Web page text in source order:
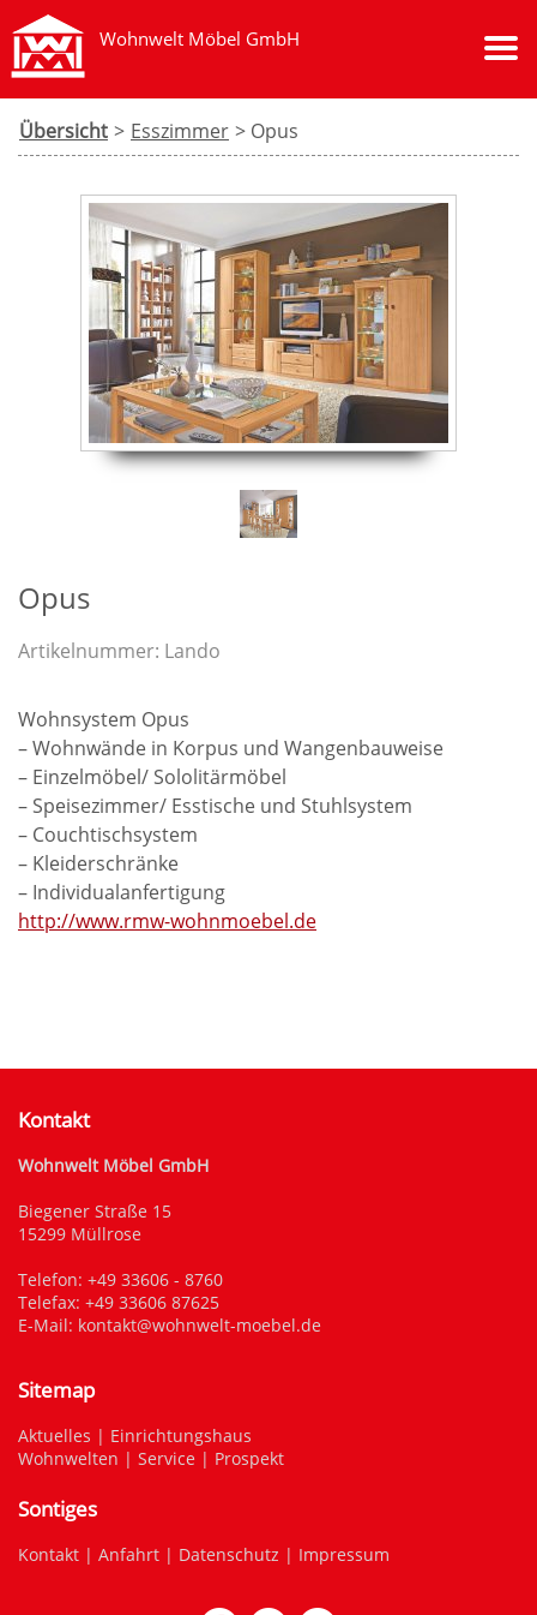
Wohnwelt Möbel GmbH
Übersicht > Esszimmer > Opus
Opus
Artikelnummer: Lando
Wohnsystem Opus
– Wohnwände in Korpus und Wangenbauweise
– Einzelmöbel/ Sololitärmöbel
– Speisezimmer/ Esstische und Stuhlsystem
– Couchtischsystem
– Kleiderschränke
– Individualanfertigung
http://www.rmw-wohnmoebel.de
Kontakt
Wohnwelt Möbel GmbH
Biegener Straße 15
15299 Müllrose
Telefon: +49 33606 - 8760
Telefax: +49 33606 87625
E-Mail: kontakt@wohnwelt-moebel.de
Sitemap
Aktuelles | Einrichtungshaus
Wohnwelten | Service | Prospekt
Sontiges
Kontakt | Anfahrt | Datenschutz | Impressum